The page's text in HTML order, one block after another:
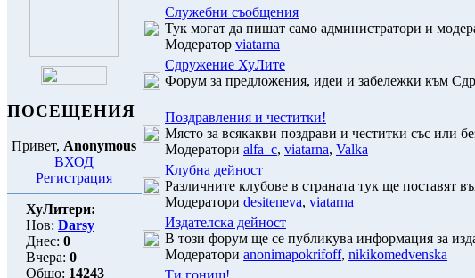
ПОСЕЩЕНИЯ
Привет, Anonymous
ВХОД
Регистрация
ХуЛитери:
Нов: Darsy
Днес: 0
Вчера: 0
Общо: 14243
Служебни съобщения
Тук могат да пишат само администратори и
Модератор viatarna
Сдружение ХуЛите
Форум за предложения, идеи и забележки към
Поздравления и честитки!
Място за всякакви поздрави и честитки със или
Модератори alfa_c, viatarna, Valka
Клубна дейност
Различните клубове в страната тук ще поставят
Модератори desiteneva, viatarna
Издателска дейност
В този форум ще се публикува информация за
Модератори anonimapokrifoff, nikikomedvenska
Ти гониш!